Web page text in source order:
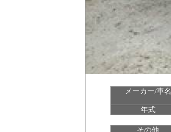
メーカー/車名
年式
その他